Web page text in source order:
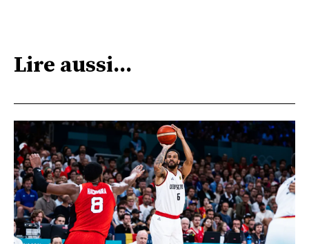
Lire aussi...